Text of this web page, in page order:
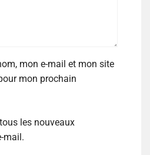
mon e-mail et mon site
mon prochain
les nouveaux
mail.